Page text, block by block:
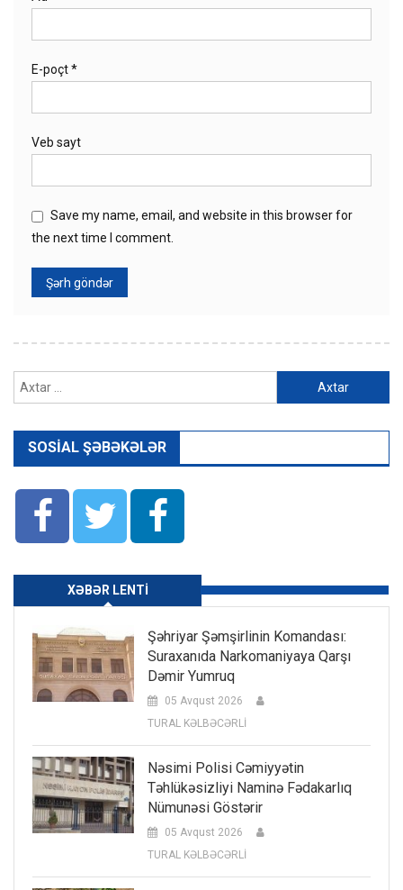
E-poçt*
Veb sayt
Save my name, email, and website in this browser for
the next time I comment.
SOSIAL ŞƏBƏKƏLƏR
XƏBƏR LENTI
Şəhriyar Şəmşirlinin Komandası:
Suraxanıda Narkomaniyaya Qarşı
Dəmir Yumruq
05 Avqust 2026
TURAL KƏLBƏCƏRLİ
Nəsimi Polisi Cəmiyyətin
Təhlükəsizliyi Naminə Fədakarlıq
Nümunəsi Göstərir
05 Avqust 2026
TURAL KƏLBƏCƏRLİ